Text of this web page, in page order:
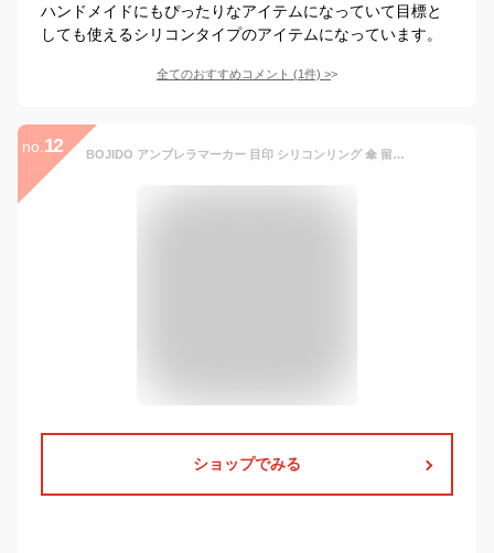
ハンドメイドにもぴったりなアイテムになっていて目標と
しても使えるシリコンタイプのアイテムになっています。
全てのおすすめコメント (1件) >
no. 12 BOJIDO アンブレラマーカー 目印 シリコンリング 傘 留め具 盗難防止 グッズ カラフル マーカー シリコン製 傘の目印 シリコン カラフルリング 内径 13mm (26個入り)
ショップでみる